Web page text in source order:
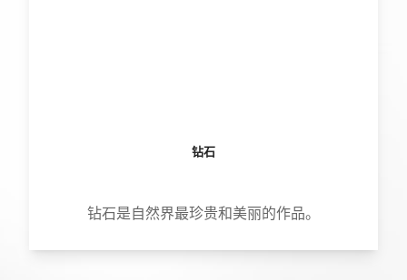
钻石
钻石是自然界最珍贵和美丽的作品。